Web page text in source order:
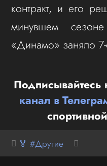
контракт, и его
минувшем
«Динамо» заняло
Подписывайтесь
канал в
🏅 #Другие